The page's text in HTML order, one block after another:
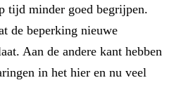
tijd minder goed begrijpen.
de beperking nieuwe
Aan de andere kant hebben
in het hier en nu veel